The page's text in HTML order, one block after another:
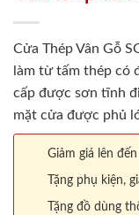
Cửa Thép Vân Gỗ
làm từ tấm thép có
cấp được sơn tĩnh
mặt cửa được phủ
Giảm giá lên đến
Tặng phụ kiện,
Tặng đồ dùng